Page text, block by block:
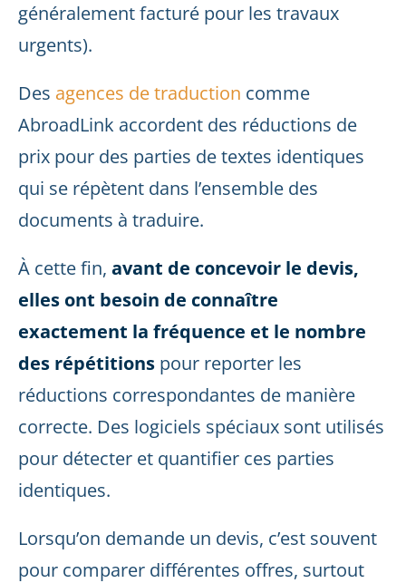
généralement facturé pour les travaux
urgents).
Des agences de traduction comme
AbroadLink accordent des réductions de
prix pour des parties de textes identiques
qui se répètent dans l’ensemble des
documents à traduire.
À cette fin, avant de concevoir le devis,
elles ont besoin de connaître
exactement la fréquence et le nombre
des répétitions pour reporter les
réductions correspondantes de manière
correcte. Des logiciels spéciaux sont utilisés
pour détecter et quantifier ces parties
identiques.
Lorsqu’on demande un devis, c’est souvent
pour comparer différentes offres, surtout